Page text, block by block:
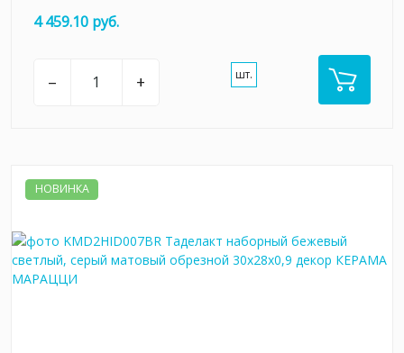
4 459.10 руб.
– + шт.
НОВИНКА